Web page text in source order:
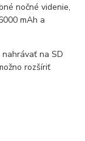
nočné videnie,
mAh a
na SD
rozšíriť